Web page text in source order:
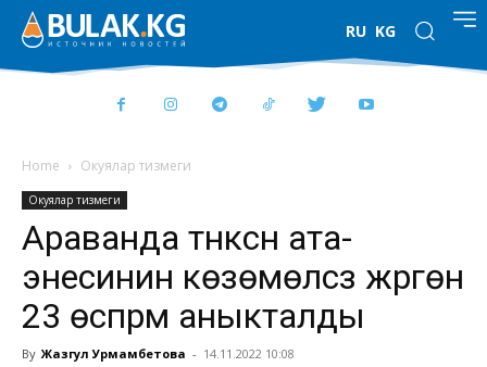
RU KG
Home Окуялар тизмеги
Окуялар тизмеги
Араванда түнкүсүн ата-
энесинин көзөмөлүсүз жүргөн
23 өспүрүм аныкталды
By Жазгул Урмамбетова - 14.11.2022 10:08